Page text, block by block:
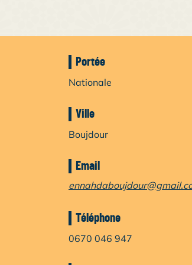
Portée
Nationale
Ville
Boujdour
Email
Téléphone
0670 046 947